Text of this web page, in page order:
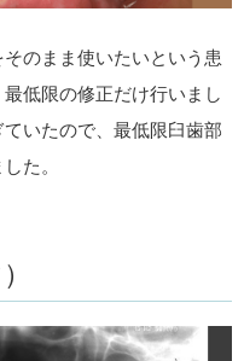
のまま使いたいという患
低限の修正だけ行いまし
いたので、最低限臼歯部
た。